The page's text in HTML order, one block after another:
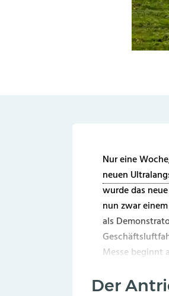
Nur eine
neuen
wurde das
nun zwar
als
Messe beginnt
Der